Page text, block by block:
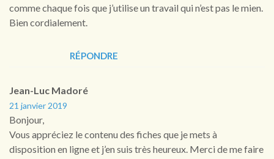
comme chaque fois que j’utilise un travail qui n’est pas le mien.
Bien cordialement.
RÉPONDRE
Jean-Luc Madoré
21 janvier 2019
Bonjour,
Vous appréciez le contenu des fiches que je mets à
disposition en ligne et j’en suis très heureux. Merci de me faire